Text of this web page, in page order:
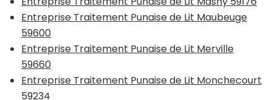
Entreprise Traitement Punaise de Lit Maubeuge
59600
Entreprise Traitement Punaise de Lit Merville
59660
Entreprise Traitement Punaise de Lit Monchecourt
59234